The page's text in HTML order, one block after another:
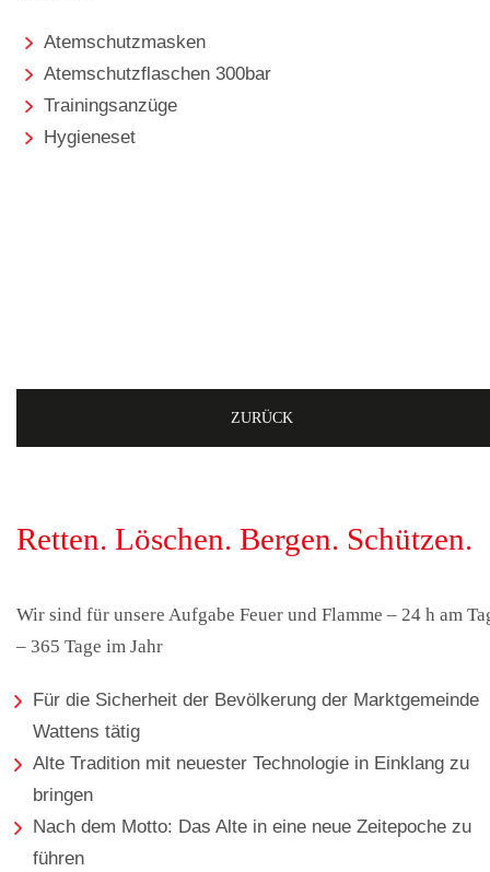
Atemschutzmasken
Atemschutzflaschen 300bar
Trainingsanzüge
Hygieneset
ZURÜCK
Retten. Löschen. Bergen. Schützen.
Wir sind für unsere Aufgabe Feuer und Flamme – 24 h am
– 365 Tage im Jahr
Für die Sicherheit der Bevölkerung der Marktgemeinde
Wattens tätig
Alte Tradition mit neuester Technologie in Einklang zu
bringen
Nach dem Motto: Das Alte in eine neue Zeitepoche zu
führen